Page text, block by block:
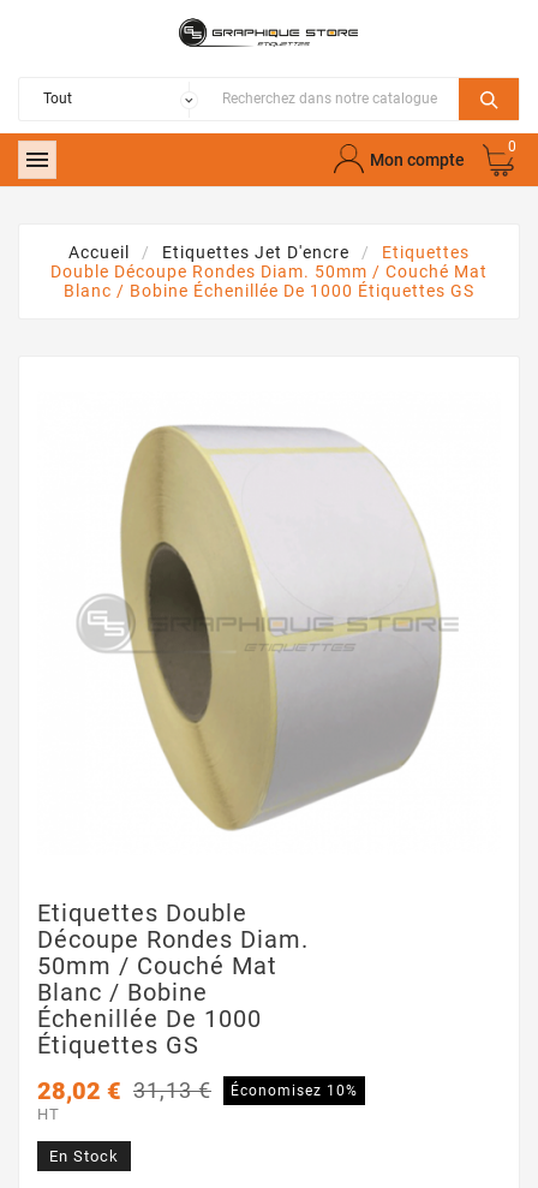
 Mon compte
0
Accueil Etiquettes Jet D'encre
Etiquettes
Double Découpe Rondes Diam. 50mm / Couché Mat
Blanc / Bobine Échenillée De 1000 Étiquettes GS
Etiquettes Double
Découpe Rondes Diam.
50mm / Couché Mat
Blanc / Bobine
Échenillée De 1000
Étiquettes GS
28,02 € 31,13 € Économisez 10%
HT
En Stock